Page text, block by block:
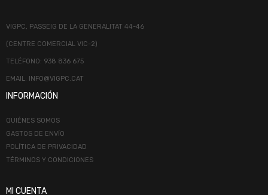
VIGPC, PASSEIG DE LA GENERALITAT 44-46
(CENTRE COMERCIAL VIC-2)
TELÉFONO: 938 836 675
EMAIL: INFO@VIGPC.CAT
INFORMACIÓN
QUIÉNES SOMOS
GASTOS DE ENVÍO
POLÍTICA DE PRIVACIDAD
TÉRMINOS Y CONDICIONES
MI CUENTA